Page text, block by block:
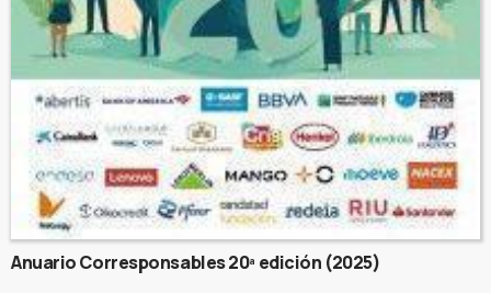
Anuario Corresponsables 20ª edición (2025)